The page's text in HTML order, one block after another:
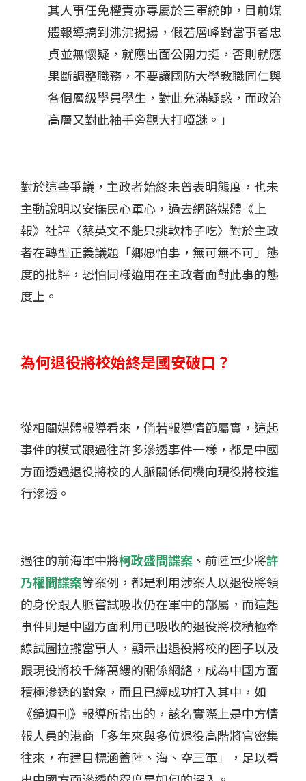
其人事任免權責亦專屬於三軍統帥，目前媒
體報導搞到沸沸揚揚，假若層峰對當事者忠
貞並無懷疑，就應出面公開力挺，否則就應
果斷調整職務，不要讓國防大學教職同仁與
各個層級學員學生，對此充滿疑惑，而政治
高層又對此袖手旁觀大打啞謎。」
對於這些爭議，主政者始終未曾表明態度，也未
主動說明以安撫民心軍心，過去網路媒體《上
報》社評〈蔡英文不能只挑軟柿子吃〉對於主政
者在轉型正義議題「鄉愿怕事，無可無不可」態
度的批評，恐怕同樣適用在主政者面對此事的態
度上。
為何退役將校始終是國安破口？
從相關媒體報導看來，倘若報導情節屬實，這起
事件的模式跟過往許多滲透事件一樣，都是中國
方面透過退役將校的人脈關係伺機向現役將校進
行滲透。
過往的前海軍中將柯政盛間諜案 、前陸軍少將許
乃權間諜案等案例 ，都是利用涉案人以退役將領
的身份跟人脈嘗試吸收仍在軍中的部屬，而這起
事件則是中國方面利用已吸收的退役將校積極牽
線試圖拉攏當事人，顯示出退役將校的圈子以及
跟現役將校千絲萬縷的關係網絡，成為中國方面
積極滲透的對象，而且已經成功打入其中，如
《鏡週刊》報導所指出的，該名實際上是中方情
報人員的港商「多年來與多位退役高階將官密集
往來，布建目標涵蓋陸、海、空三軍」，足以看